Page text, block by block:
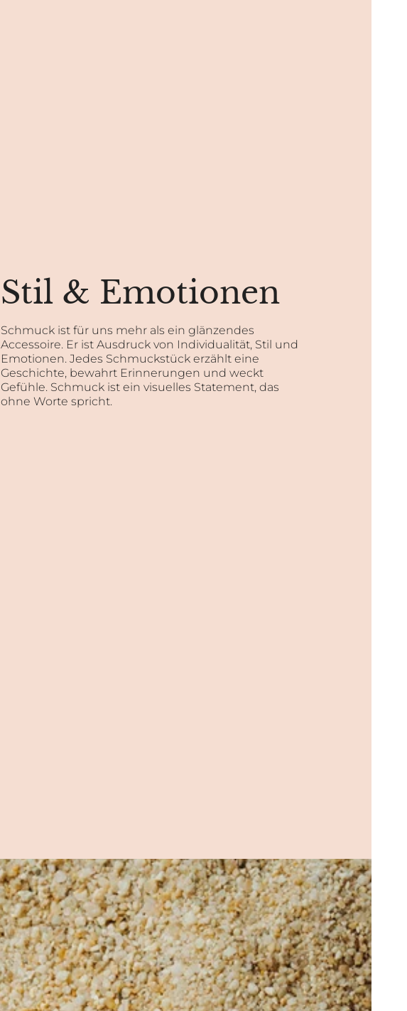
Stil & Emotionen
Schmuck ist für uns mehr als ein glänzendes
Accessoire. Er ist Ausdruck von Individualität, Stil und
Emotionen. Jedes Schmuckstück erzählt eine
Geschichte, bewahrt Erinnerungen und weckt
Gefühle. Schmuck ist ein visuelles Statement, das
ohne Worte spricht.